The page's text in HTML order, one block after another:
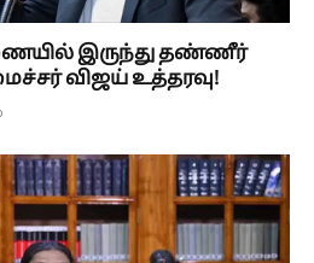
இருந்து தண்ணீர்
விஜய் உத்தரவு!